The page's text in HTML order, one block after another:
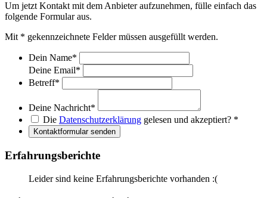
Um jetzt Kontakt mit dem Anbieter aufzunehmen, fülle einfach das
folgende Formular aus.
Mit * gekennzeichnete Felder müssen ausgefüllt werden.
Dein Name*
Deine Email*
Betreff*
Deine Nachricht*
Die Datenschutzerklärung gelesen und akzeptiert? *
Kontaktformular senden
Erfahrungsberichte
Leider sind keine Erfahrungsberichte vorhanden :(